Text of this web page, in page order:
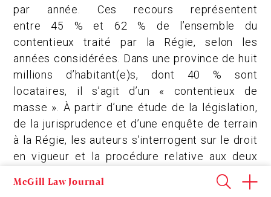
McGill Law Journal
par année. Ces recours représentent
entre 45 % et 62 % de l’ensemble du
contentieux traité par la Régie, selon les
années considérées. Dans une province de huit
millions d’habitant(e)s, dont 40 % sont
locataires, il s’agit d’un « contentieux de
masse ». À partir d’une étude de la législation,
de la jurisprudence et d’une enquête de terrain
à la Régie, les auteurs s’interrogent sur le droit
en vigueur et la procédure relative aux deux
cas précis autorisant l’expulsion pour des
arriérés de loyer : le retard de plus de trois